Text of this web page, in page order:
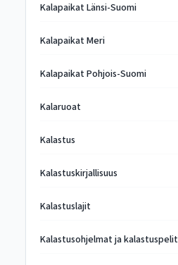
Kalapaikat Länsi-Suomi
Kalapaikat Meri
Kalapaikat Pohjois-Suomi
Kalaruoat
Kalastus
Kalastuskirjallisuus
Kalastuslajit
Kalastusohjelmat ja kalastuspelit